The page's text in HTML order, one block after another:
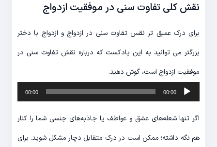
نقش کلی تفاوت سنی در موفقیت ازدواج
برای درک عمیق تر نقس تفاوت سنی در ازدواج و ازدواج با دختر
بزرگتر می توانید به این پادکست که درباره نقش تفاوت سنی در
موفقیت ازدواج است، گوش دهید.
پخش‌کننده
صوت
00:00
00:00
اگر تنها شعله‌های عشق و عواطف یا جاذبه‌های جنسی شما را کنار
هم نگه داشته؛ ممکن است در درک متقابل دچار مشکل شوید. برای